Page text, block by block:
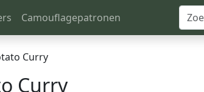
Camouflagepatronen
Curry
Curry